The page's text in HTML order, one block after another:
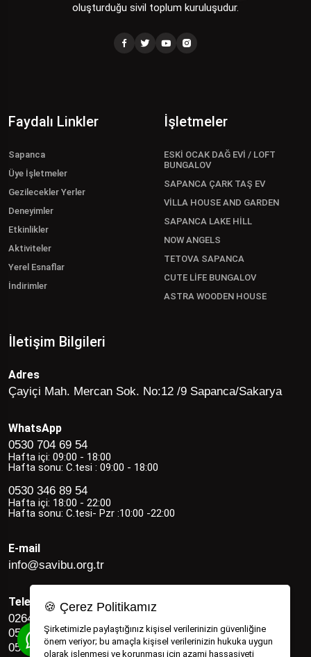
oluşturduğu sivil toplum kuruluşudur.
Faydalı Linkler
Sapanca
Üye İşletmeler
Gezilecekler Yerler
Deneyimler
Etkinlikler
Aktiviteler
Yerel Esnaflar
İndirimler
İşletmeler
ESKİ OCAK DAĞ EVİ / LOFT
BUNGALOV
SAPANCA ÇARK TAŞ EV
VİLLA HOUSE AND GARDEN
SAPANCA LAKE HİLL
NOW ANGELS
TETOVA SAPANCA
CUTE LİFE BUNGALOV
ASTRA WOODEN HOUSE
İletişim Bilgileri
Adres
Çayiçi Mah. Mercan Sok. No:12 /9 Sapanca/Sakarya
WhatsApp
0530 704 69 54
Hafta içi: 09:00 - 18:00
Hafta sonu: C.tesi : 09:00 - 18:00
0530 346 89 54
Hafta içi: 18:00 - 22:00
Hafta sonu: C.tesi- Pzr :10:00 -22:00
E-mail
info@savibu.org.tr
Telefon
0264 582 12 17
0530 346 89 54
0530 704 69 54
🍪 Çerez Politikamız
Şirketimizle paylaştığınız kişisel verilerinizin güvenliğine
önem veriyor; bu amaçla kişisel verilerinizin hukuka uygun
olarak işlenmesi ve korunması için azami hassasiyeti